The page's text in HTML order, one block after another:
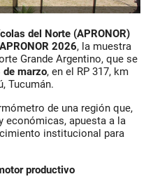
del Norte (APRONOR)
2026, la muestra
Grande Argentino, que se
marzo, en el RP 317, km
Tucumán.
de una región que,
económicas, apuesta a la
institucional para
productivo